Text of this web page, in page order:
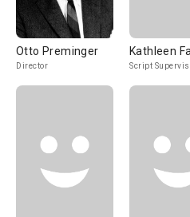
Otto Preminger
Director
Kathleen
Script